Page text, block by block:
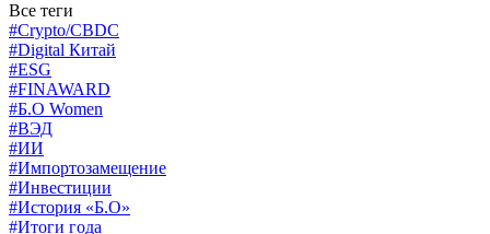
Все теги
#Crypto/CBDC
#Digital Китай
#ESG
#FINAWARD
#Б.О Women
#ВЭД
#ИИ
#Импортозамещение
#Инвестиции
#История «Б.О»
#Итоги года